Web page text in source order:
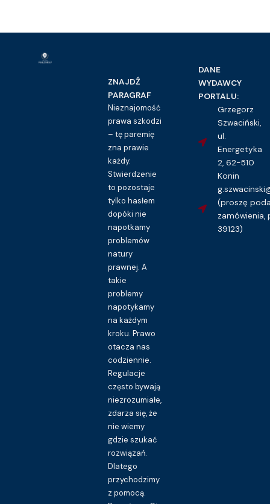
ZNAJDŹ
PARAGRAF
Nieznajomość
prawa szkodzi
– tę paremię
zna prawie
każdy.
Stwierdzenie
to pozostaje
tylko hasłem
dopóki nie
napotkamy
problemów
natury
prawnej. A
takie
problemy
napotykamy
na każdym
kroku. Prawo
otacza nas
codziennie.
Regulacje
często bywają
niezrozumiałe,
zdarza się, że
nie wiemy
gdzie szukać
rozwiązań.
Dlatego
przychodzimy
z pomocą.
DANE
WYDAWCY
PORTALU:
Grzegorz
Szwaciński,
ul.
Energetyka
2, 62-510
Konin
(proszę
zamówienia,
39123)